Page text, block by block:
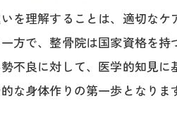
を理解することは、適切な
方で、整骨院は国家資格を
不良に対して、医学的知見
な身体作りの第一歩となりま